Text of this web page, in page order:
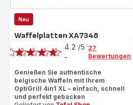
Neu
Waffelplatten XA7348
Bewertung
4.2 /5
-
27
Bewertungen
Genießen Sie authentische
belgische Waffeln mit Ihrem
OptiGrill 4in1 XL – einfach, schnell
und perfekt gebacken